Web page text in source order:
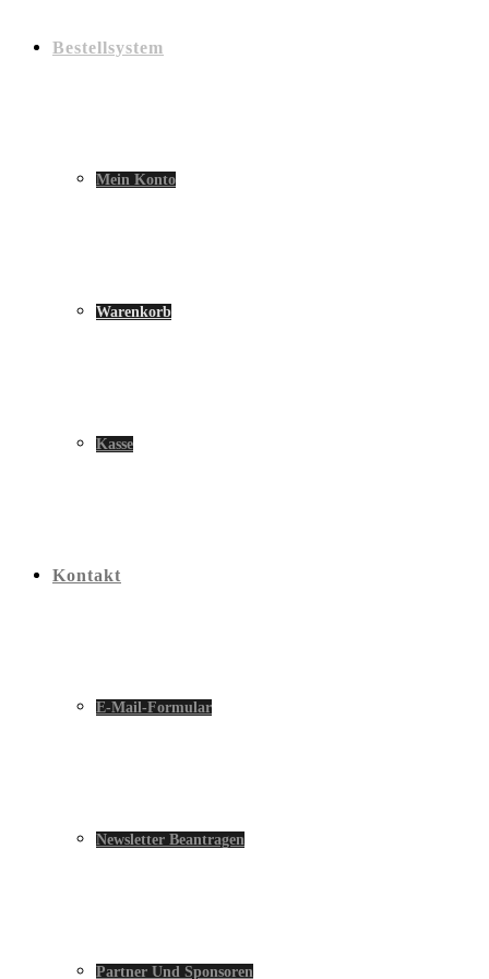
Bestellsystem
Mein Konto
Warenkorb
Kasse
Kontakt
E-Mail-Formular
Newsletter Beantragen
Partner Und Sponsoren